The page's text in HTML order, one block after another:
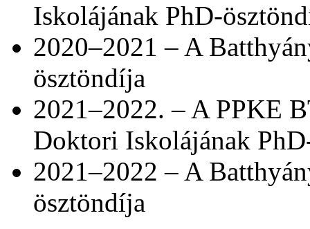
Iskolájának PhD-
2020–2021 – A
ösztöndíja
2021–2022. – A PPKE
Doktori Iskolájának
2021–2022 – A
ösztöndíja